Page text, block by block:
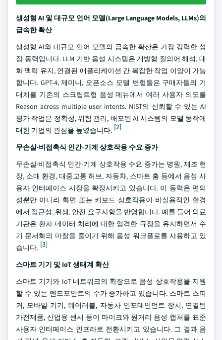
생성형 AI 및 대규모 언어 모델(Large Language Models, LLMs)의
급속한 확산
생성형 AI와 대규모 언어 모델의 급속한 확산은 가장 강력한 성
장 동력입니다. LLM 기반 음성 시스템은 개방형 질의어 해석, 대
화 맥락 유지, 연결된 애플리케이션 간 복잡한 작업 이양이 가능
합니다. GPT-4, 제미니, 오픈소스 모델 변형들은 구매자들의 기
대치를 기존의 스크립트형 음성 메뉴에서 여러 사용자 의도를
Reason across multiple user intents. NIST의 신뢰할 수 있는 AI
평가 작업은 정확성, 위험 관리, 배포된 AI 시스템의 모델 동작에
대한 기업의 관심을 높였습니다. [2]
무손실·비접촉식 인간-기계 상호작용 수요 증가
무손실·비접촉식 인간-기계 상호작용 수요 증가는 병원, 제조 현
장, 소매 환경, 대중교통 허브, 자동차, 스마트 홈 등에서 음성 사
용자 인터페이스 시장을 확장시키고 있습니다. 이 동력은 편의
성뿐만 아니라 화면 또는 키보드 상호작용이 비실용적인 환경
에서 접근성, 위생, 안전 요구사항을 반영합니다. 예를 들어 의료
기관은 환자 데이터 처리에 대한 엄격한 규정을 유지하면서 수
기 문서화의 마찰을 줄이기 위해 음성 워크플로를 사용하고 있
습니다. [3]
스마트 기기 및 IoT 생태계 확산
스마트 기기와 IoT 네트워크의 확장으로 음성 상호작용을 지원
할 수 있는 엔드포인트의 수가 증가하고 있습니다. 스마트 스피
커, 모바일 기기, 웨어러블, 자동차 인포테인먼트 장치, 연결된
가전제품, 산업용 센서 등이 마이크와 원거리 음성 캡처를 표준
사용자 인터페이스 인프라로 전환시키고 있습니다. 그 결과 음